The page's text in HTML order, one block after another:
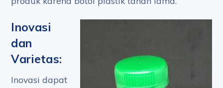
Inovasi
dan
Varietas:
Inovasi dapat